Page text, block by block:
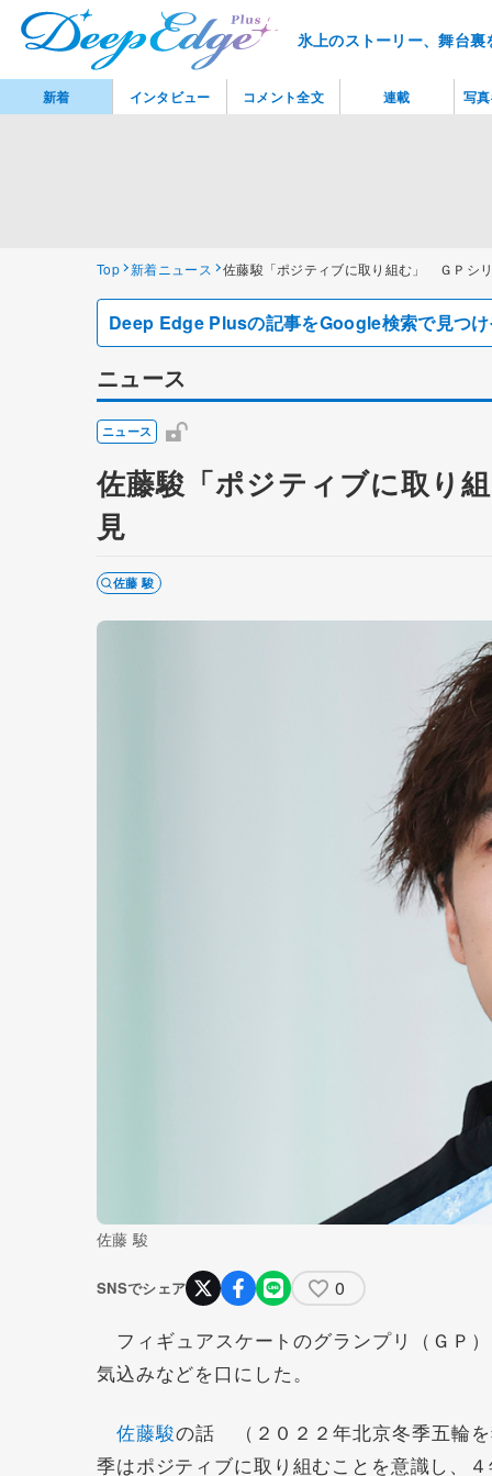
氷上のストーリー、舞台
Top 新着ニュース 佐藤駿「ポジティブに取り組む」 ＧＰシ
Deep Edge Plusの記事をGoogle検索で見つ
ニュース
ニュース
佐藤駿「ポジティブに取り
見
佐藤 駿
佐藤 駿
SNSでシェア 0
フィギュアスケートのグランプリ（ＧＰ
気込みなどを口にした。
佐藤駿の話 （２０２２年北京冬季五輪
季はポジティブに取り組むことを意識し、
新着 インタビュー コメント全文 連載 写